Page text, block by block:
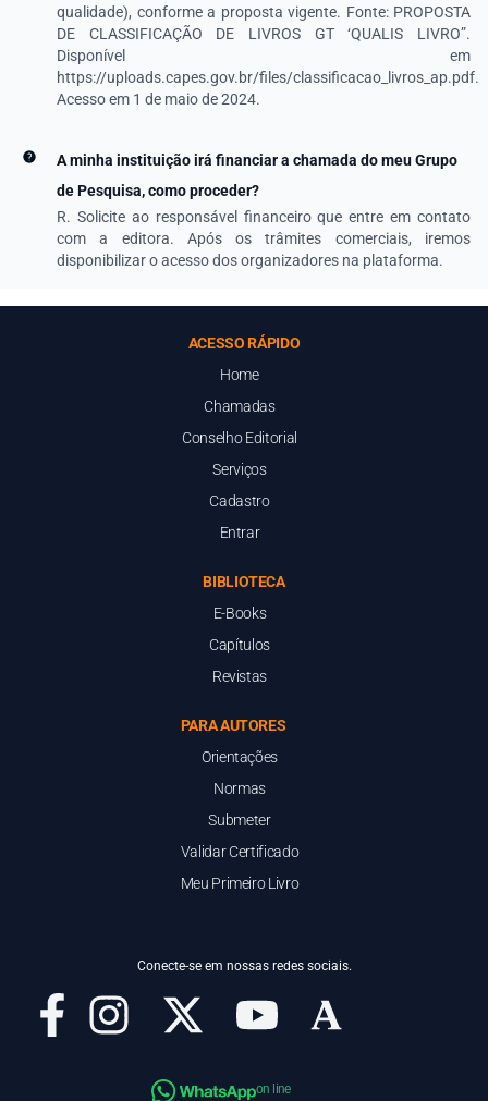
qualidade), conforme a proposta vigente. Fonte: PROPOSTA
DE CLASSIFICAÇÃO DE LIVROS GT ‘QUALIS LIVRO”.
Disponível em
https://uploads.capes.gov.br/files/classificacao_livros_ap.pdf.
Acesso em 1 de maio de 2024.
A minha instituição irá financiar a chamada do meu Grupo
de Pesquisa, como proceder?
R. Solicite ao responsável financeiro que entre em contato
com a editora. Após os trâmites comerciais, iremos
disponibilizar o acesso dos organizadores na plataforma.
ACESSO RÁPIDO
Home
Chamadas
Conselho Editorial
Serviços
Cadastro
Entrar
BIBLIOTECA
E-Books
Capítulos
Revistas
PARA AUTORES
Orientações
Normas
Submeter
Validar Certificado
Meu Primeiro Livro
Conecte-se em nossas redes sociais.
on line